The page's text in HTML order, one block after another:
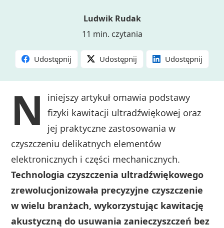
Ludwik Rudak
11 min. czytania
Udostępnij Udostępnij Udostępnij
N
iniejszy artykuł omawia podstawy
fizyki kawitacji ultradźwiękowej oraz
jej praktyczne zastosowania w
czyszczeniu delikatnych elementów
elektronicznych i części mechanicznych.
Technologia czyszczenia ultradźwiękowego
zrewolucjonizowała precyzyjne czyszczenie
w wielu branżach, wykorzystując kawitację
akustyczną do usuwania zanieczyszczeń bez